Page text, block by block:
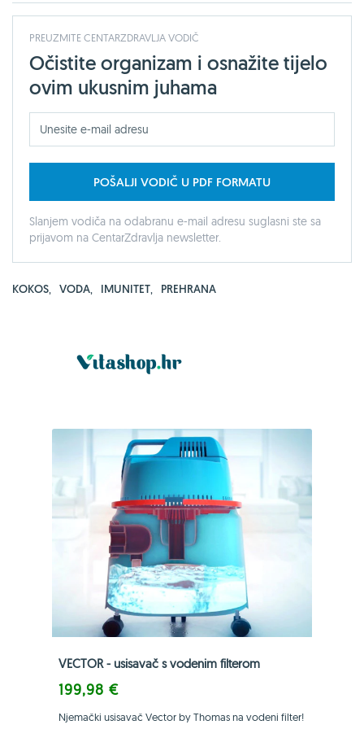
PREUZMITE CENTARZDRAVLJA VODIČ
Očistite organizam i osnažite tijelo
ovim ukusnim juhama
POŠALJI VODIČ U PDF FORMATU
Slanjem vodiča na odabranu e-mail adresu suglasni ste sa
prijavom na CentarZdravlja newsletter.
KOKOS, VODA, IMUNITET, PREHRANA
VECTOR - usisavač s vodenim filterom
199,98 €
Njemački usisavač Vector by Thomas na vodeni filter!